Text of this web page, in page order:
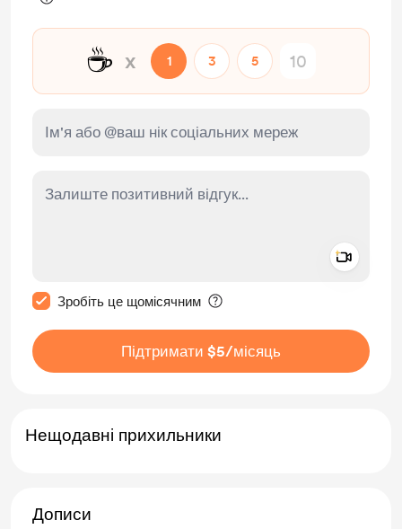
☕ x 1 3 5
Зробіть це щомісячним
Підтримати $5/місяць
Нещодавні прихильники
Дописи